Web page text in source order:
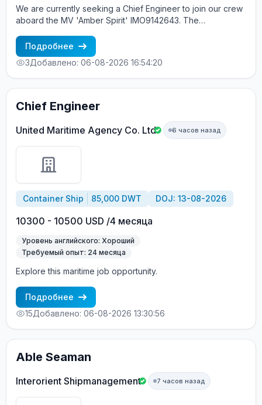
We are currently seeking a Chief Engineer to join our crew
aboard the MV 'Amber Spirit' IMO9142643. The
25, 2026, in Istanbul, Turkey. About the Vessel: MV Amber
Spirit is a modern cargo vessel registered under the
A&amp;B. For more detailed information about the vessel,
please visit Marinetrafic. Candidate Requirements: A
degree in Marine Engineering or a related technical field. At
least 2 contracts of experience as an Chief engineer on
merchant ships. Proficiency in English at an Upper-
Intermediate level or higher. Terms of Employment: Contract
duration: 4 +/- months. Salary details will be discussed with
successful candidates.
Подробнее
3Добавлено: 06-08-2026 16:54:20
Chief Engineer
United Maritime Agency Co. Ltd 6 часов назад
Container Ship 85,000 DWT DOJ: 13-08-2026
10300 - 10500 USD /4 месяца
Уровень английского: Хороший
Требуемый опыт: 24 месяца
Explore this maritime job opportunity.
Подробнее
15Добавлено: 06-08-2026 13:30:56
Able Seaman
Interorient Shipmanagement 7 часов назад